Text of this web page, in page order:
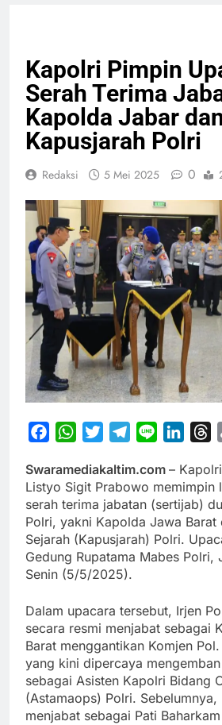
Kapolri Pimpin
Serah Terima
Kapolda Jabar
Kapusjarah Polri
Redaksi 5 Mei 2025 0
FacebookWhatsApp
TwitterTelegram
Line
Swaramediakaltim.com –
Listyo Sigit Prabowo memimpin
serah terima jabatan (sertijab)
Polri, yakni Kapolda Jawa Barat
Sejarah (Kapusjarah) Polri.
Gedung Rupatama Mabes Polri,
Senin (5/5/2025).
Dalam upacara tersebut, Irjen
secara resmi menjabat sebagai
Barat menggantikan Komjen
yang kini dipercaya
sebagai Asisten Kapolri Bidang
(Astamaops) Polri. Sebelumnya,
menjabat sebagai Pati